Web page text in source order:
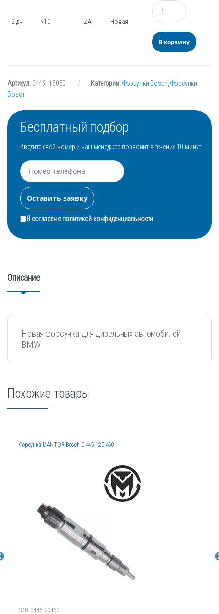
2 дн >10 ZA Новая
Количество
В корзину
Артикул: 0445115050 Категории:Форсунки Bosch,Форсунки
Bosch
Бесплатный подбор
Введите свой номер и наш менеджер позвонит в течение 10 минут
Я согласен сполитикой конфиденциальности
Описание
Новая форсунка для дизельных автомобилей
BMW
Похожие товары
Форсунка MANTOR Bosch 0 445 120 460
SKU: 0445120460